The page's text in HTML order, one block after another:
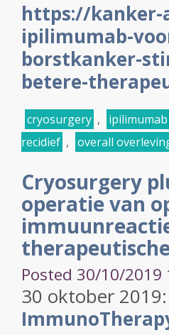
https://kanker-
ipilimumab-
borstkanker-
betere-
cryosurgery , ipilimumab
recidief , overall
Cryosurgery
operatie van
Posted 30/10/2019
30 oktober